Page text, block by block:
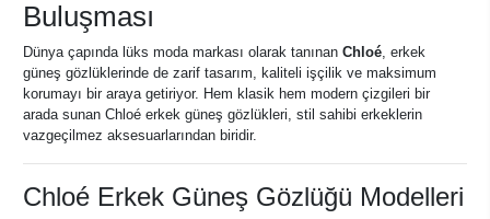
Buluşması
Dünya çapında lüks moda markası olarak tanınan Chloé, erkek
güneş gözlüklerinde de zarif tasarım, kaliteli işçilik ve maksimum
korumayı bir araya getiriyor. Hem klasik hem modern çizgileri bir
arada sunan Chloé erkek güneş gözlükleri, stil sahibi erkeklerin
vazgeçilmez aksesuarlarından biridir.
Chloé Erkek Güneş Gözlüğü Modelleri